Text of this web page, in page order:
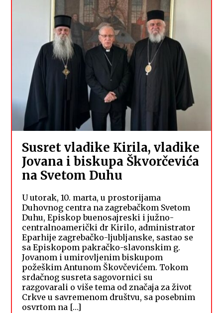
Susret vladike Kirila, vladike
Jovana i biskupa Škvorčevića
na Svetom Duhu
U utorak, 10. marta, u prostorijama
Duhovnog centra na zagrebačkom Svetom
Duhu, Episkop buenosajreski i južno-
centralnoamerički dr Kirilo, administrator
Eparhije zagrebačko-ljubljanske, sastao se
sa Episkopom pakračko-slavonskim g.
Jovanom i umirovljenim biskupom
požeškim Antunom Škovčevićem. Tokom
srdačnog susreta sagovornici su
razgovarali o više tema od značaja za život
Crkve u savremenom društvu, sa posebnim
osvrtom na […]